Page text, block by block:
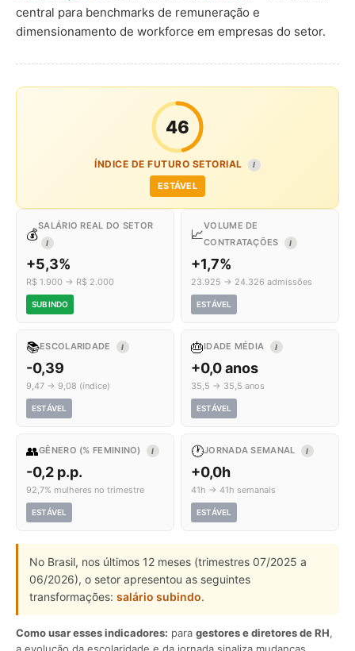
central para benchmarks de remuneração e
dimensionamento de workforce em empresas do setor.
46
ÍNDICE DE FUTURO SETORIAL I
ESTÁVEL
💰
SALÁRIO REAL DO SETOR
I
+5,3%
R$ 1.900 → R$ 2.000
SUBINDO
📈
VOLUME DE
CONTRATAÇÕES
I
+1,7%
23.925 → 24.326 admissões
ESTÁVEL
📚ESCOLARIDADE I
-0,39
9,47 → 9,08 (índice)
ESTÁVEL
🎂IDADE MÉDIA I
+0,0 anos
35,5 → 35,5 anos
ESTÁVEL
👥GÊNERO (% FEMININO) I
-0,2 p.p.
92,7% mulheres no trimestre
ESTÁVEL
🕐JORNADA SEMANAL I
+0,0h
41h → 41h semanais
ESTÁVEL
No Brasil, nos últimos 12 meses (trimestres 07/2025 a
06/2026), o setor apresentou as seguintes
transformações: salário subindo.
Como usar esses indicadores: para gestores e diretores de RH,